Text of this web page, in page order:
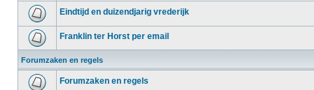
Eindtijd en duizendjarig vrederijk
Franklin ter Horst per email
Forumzaken en regels
Forumzaken en regels